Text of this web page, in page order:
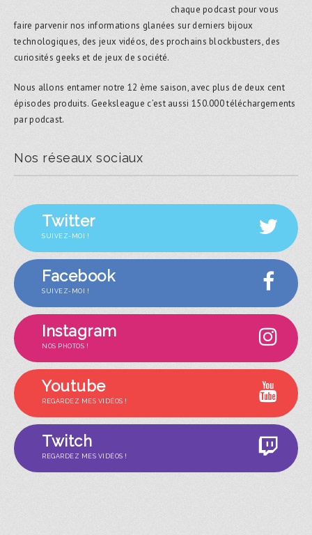
chaque podcast pour vous
faire parvenir nos informations glanées sur derniers bijoux
technologiques, des jeux vidéos, des prochains blockbusters, des
curiosités geeks et de jeux de société.
Nous allons entamer notre 12 ème saison, avec plus de deux cent
épisodes produits. Geeksleague c’est aussi 150.000 téléchargements
par podcast.
Nos réseaux sociaux
Twitter
SUIVEZ-MOI !
Facebook
SUIVEZ-MOI !
Instagram
NOS PHOTOS !
Youtube
REGARDEZ MES VIDÉOS !
Twitch
REGARDEZ MES VIDÉOS !